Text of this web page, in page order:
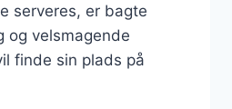
serveres, er bagte
og velsmagende
finde sin plads på